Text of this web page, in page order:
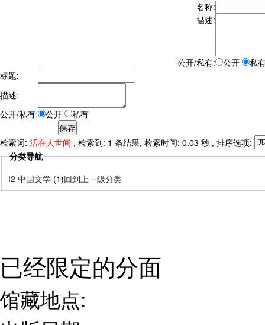
名称:
描述:
公开/私有: 公开
私
标题:
描述:
公开/私有:
公开 私有
检索词: 活在人世间 , 检索到: 1 条结果, 检索时间: 0.03 秒 , 排序选项:
分类导航
I2 中国文学 (1)回到上一级分类
已经限定的分面
馆藏地点: